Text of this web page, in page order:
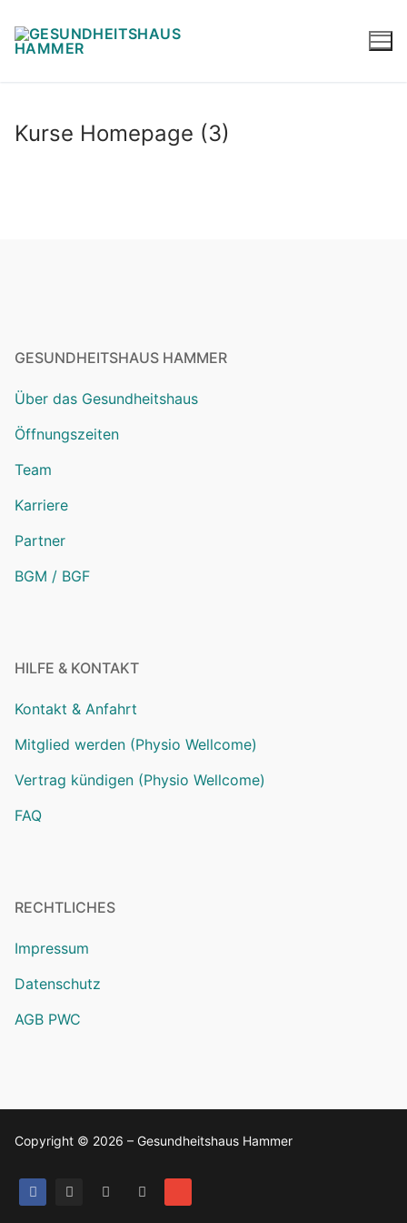
Kurse Homepage (3)
GESUNDHEITSHAUS HAMMER
Über das Gesundheitshaus
Öffnungszeiten
Team
Karriere
Partner
BGM / BGF
HILFE & KONTAKT
Kontakt & Anfahrt
Mitglied werden (Physio Wellcome)
Vertrag kündigen (Physio Wellcome)
FAQ
RECHTLICHES
Impressum
Datenschutz
AGB PWC
Copyright © 2026 – Gesundheitshaus Hammer